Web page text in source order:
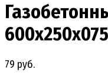
600х250х075
79 руб.